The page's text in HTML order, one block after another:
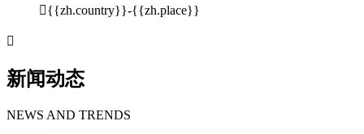
{{zh.country}}-{{zh.place}}

新闻动态
NEWS AND TRENDS